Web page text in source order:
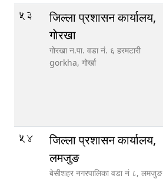
53
जिल्ला प्रशासन कार्यालय,
गाेरखा
गाेरखा न.पा. वडा नं. ६ हरमटारी
gorkha, गोर्खा
54
जिल्ला प्रशासन कार्यालय,
लमजुङ
बेसीशहर नगरपालिका वडा नं ८, लमजुङ